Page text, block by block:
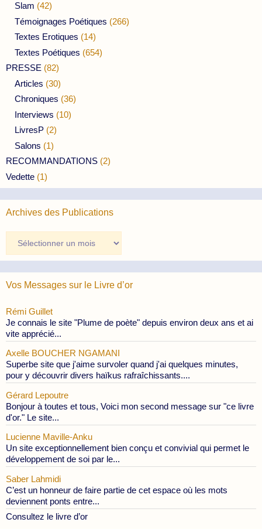
Slam (42)
Témoignages Poétiques (266)
Textes Erotiques (14)
Textes Poétiques (654)
PRESSE (82)
Articles (30)
Chroniques (36)
Interviews (10)
LivresP (2)
Salons (1)
RECOMMANDATIONS (2)
Vedette (1)
Archives des Publications
des
Publications
Vos Messages sur le Livre d’or
Rémi Guillet
Je connais le site "Plume de poète" depuis environ deux ans et ai
vite apprécié...
Axelle BOUCHER NGAMANI
Superbe site que j'aime survoler quand j'ai quelques minutes,
pour y découvrir divers haïkus rafraîchissants....
Gérard Lepoutre
Bonjour à toutes et tous, Voici mon second message sur "ce livre
d'or." Le site...
Lucienne Maville-Anku
Un site exceptionnellement bien conçu et convivial qui permet le
développement de soi par le...
Saber Lahmidi
C’est un honneur de faire partie de cet espace où les mots
deviennent ponts entre...
Consultez le livre d’or